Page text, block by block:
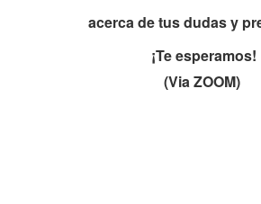
acerca de tus dudas y
¡Te esperamos!
(Via ZOOM)